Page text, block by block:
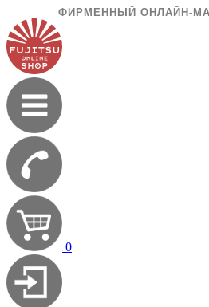
ФИРМЕННЫЙ ОНЛАЙН-
0